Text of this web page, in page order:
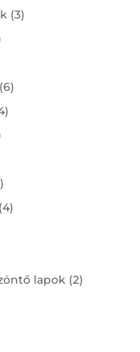
33
products
66
14
products
44
lapok 22